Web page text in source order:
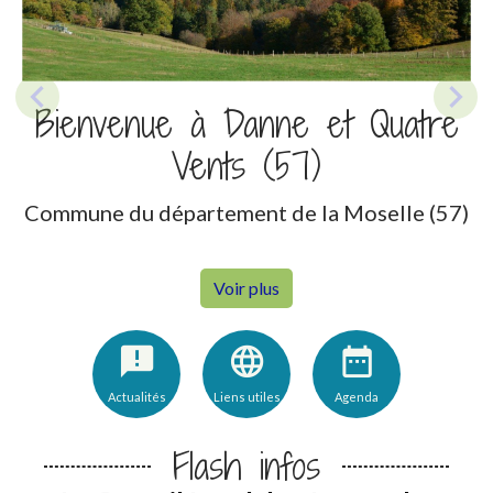
Bienvenue à Danne et Quatre
Vents (57)
Commune du département de la Moselle (57)
Voir plus
chevron_leftPrevious chevron_right
Next
announcement
Actualités
language
Liens utiles
date_range
Agenda
Flash infos